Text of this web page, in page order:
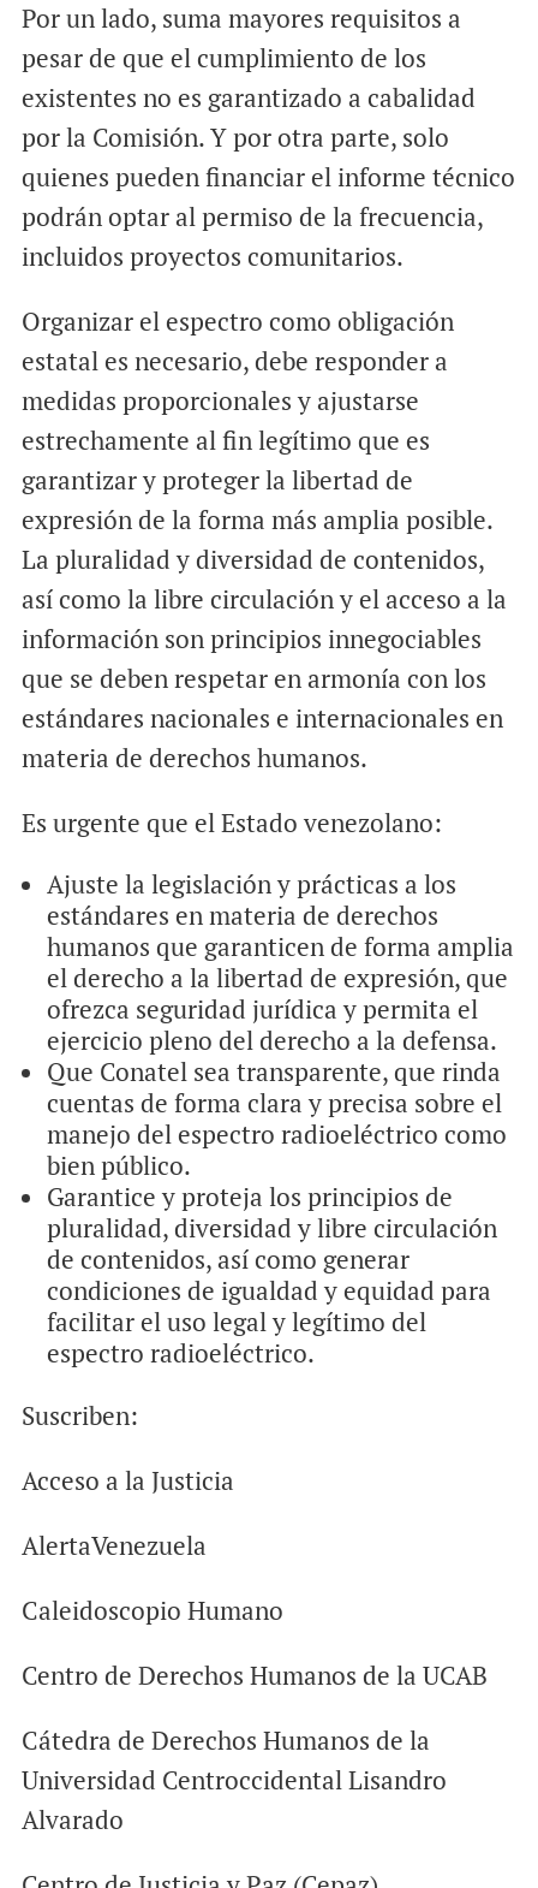
Por un lado, suma mayores requisitos a
pesar de que el cumplimiento de los
existentes no es garantizado a cabalidad
por la Comisión. Y por otra parte, solo
quienes pueden financiar el informe técnico
podrán optar al permiso de la frecuencia,
incluidos proyectos comunitarios.
Organizar el espectro como obligación
estatal es necesario, debe responder a
medidas proporcionales y ajustarse
estrechamente al fin legítimo que es
garantizar y proteger la libertad de
expresión de la forma más amplia posible.
La pluralidad y diversidad de contenidos,
así como la libre circulación y el acceso a la
información son principios innegociables
que se deben respetar en armonía con los
estándares nacionales e internacionales en
materia de derechos humanos.
Es urgente que el Estado venezolano:
Ajuste la legislación y prácticas a los
estándares en materia de derechos
humanos que garanticen de forma amplia
el derecho a la libertad de expresión, que
ofrezca seguridad jurídica y permita el
ejercicio pleno del derecho a la defensa.
Que Conatel sea transparente, que rinda
cuentas de forma clara y precisa sobre el
manejo del espectro radioeléctrico como
bien público.
Garantice y proteja los principios de
pluralidad, diversidad y libre circulación
de contenidos, así como generar
condiciones de igualdad y equidad para
facilitar el uso legal y legítimo del
espectro radioeléctrico.
Suscriben:
Acceso a la Justicia
AlertaVenezuela
Caleidoscopio Humano
Centro de Derechos Humanos de la UCAB
Cátedra de Derechos Humanos de la
Universidad Centroccidental Lisandro
Alvarado